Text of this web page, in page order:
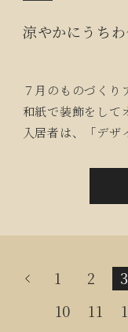
涼やかにうちわ
７月のものづくり
和紙で装飾をして
入居者は、「デザ
た。「初めて作
した。
1 2 3
10
11